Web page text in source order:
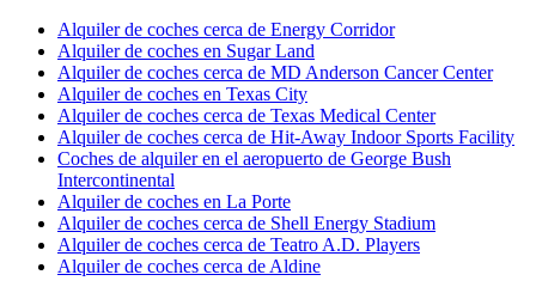
Alquiler de coches cerca de Energy Corridor
Alquiler de coches en Sugar Land
Alquiler de coches cerca de MD Anderson Cancer Center
Alquiler de coches en Texas City
Alquiler de coches cerca de Texas Medical Center
Alquiler de coches cerca de Hit-Away Indoor Sports Facility
Coches de alquiler en el aeropuerto de George Bush
Intercontinental
Alquiler de coches en La Porte
Alquiler de coches cerca de Shell Energy Stadium
Alquiler de coches cerca de Teatro A.D. Players
Alquiler de coches cerca de Aldine